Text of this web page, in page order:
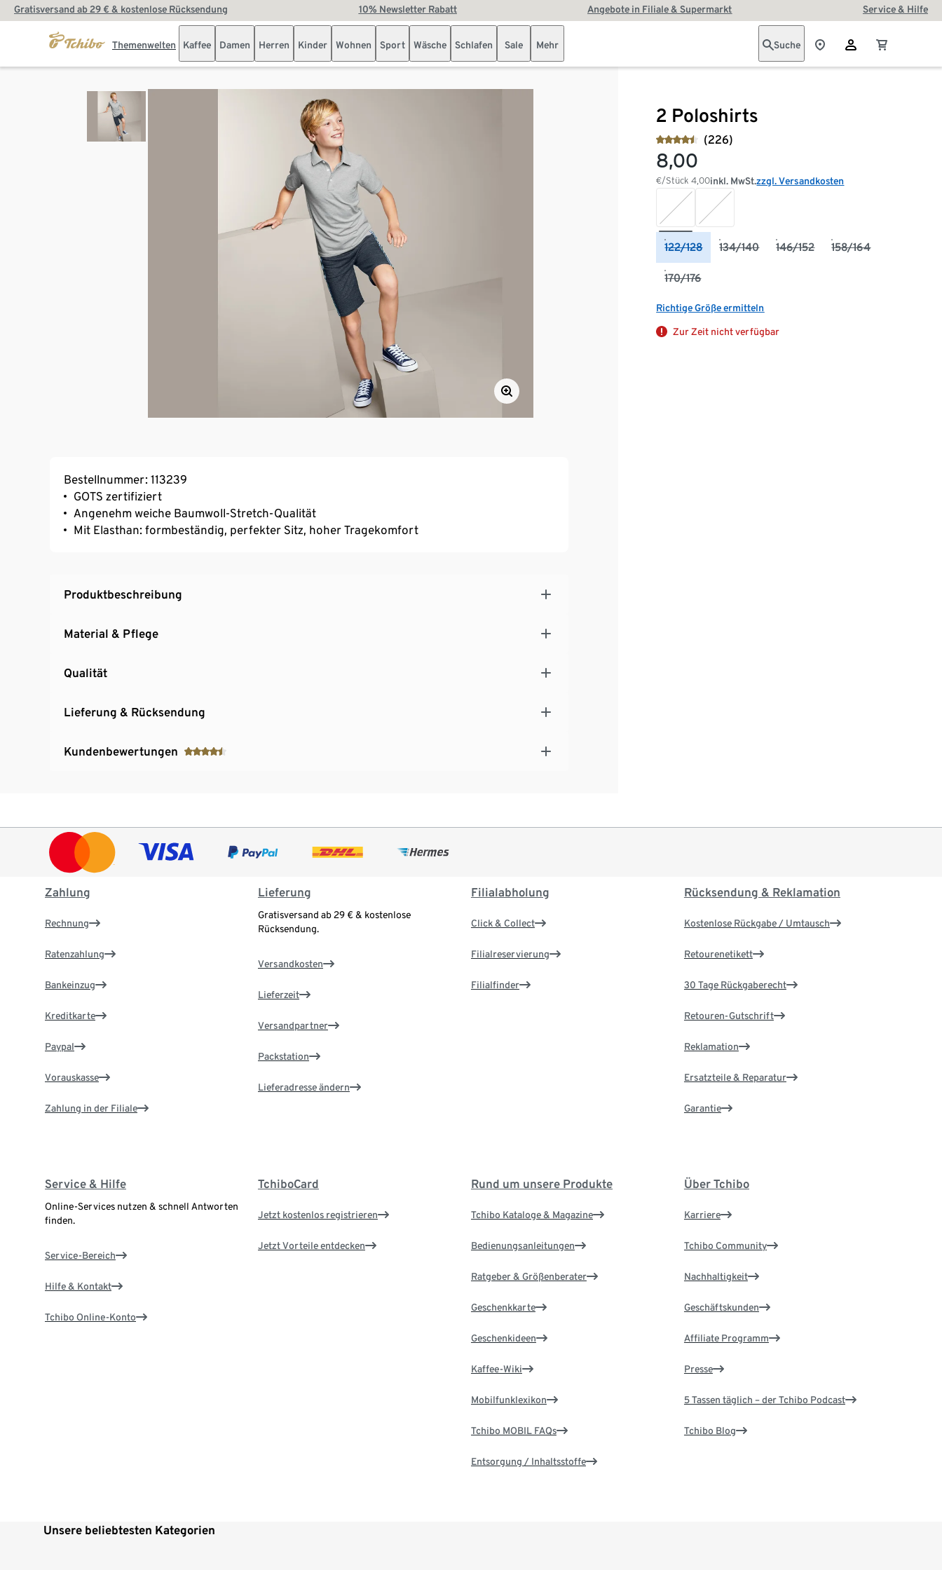
Gratisversand ab 29 € & kostenlose Rücksendung 10% Newsletter Rabatt Angebote in Filiale & Supermarkt Service & Hilfe
Themenwelten Kaffee Damen Herren Kinder Wohnen Sport Wäsche Schlafen Sale Mehr Suche
2 Poloshirts
(226)
8,00
€/Stück4,00inkl. MwSt.zzgl. Versandkosten
122/128 134/140 146/152 158/164
170/176
Richtige Größe ermitteln
Zur Zeit nicht verfügbar
Bestellnummer: 113239
GOTS zertifiziert
Angenehm weiche Baumwoll-Stretch-Qualität
Mit Elasthan: formbeständig, perfekter Sitz, hoher Tragekomfort
Produktbeschreibung
Material & Pflege
Qualität
Lieferung & Rücksendung
Kundenbewertungen
Zahlung
Rechnung
Ratenzahlung
Bankeinzug
Kreditkarte
Paypal
Vorauskasse
Zahlung in der Filiale
Lieferung
Gratisversand ab 29 € & kostenlose
Rücksendung.
Versandkosten
Lieferzeit
Versandpartner
Packstation
Lieferadresse ändern
Filialabholung
Click & Collect
Filialreservierung
Filialfinder
Rücksendung & Reklamation
Kostenlose Rückgabe / Umtausch
Retourenetikett
30 Tage Rückgaberecht
Retouren-Gutschrift
Reklamation
Ersatzteile & Reparatur
Garantie
Service & Hilfe
Online-Services nutzen & schnell Antworten
finden.
Service-Bereich
Hilfe & Kontakt
Tchibo Online-Konto
TchiboCard
Jetzt kostenlos registrieren
Jetzt Vorteile entdecken
Rund um unsere Produkte
Tchibo Kataloge & Magazine
Bedienungsanleitungen
Ratgeber & Größenberater
Geschenkkarte
Geschenkideen
Kaffee-Wiki
Mobilfunklexikon
Tchibo MOBIL FAQs
Entsorgung / Inhaltsstoffe
Über Tchibo
Karriere
Tchibo Community
Nachhaltigkeit
Geschäftskunden
Affiliate Programm
Presse
5 Tassen täglich – der Tchibo Podcast
Tchibo Blog
Unsere beliebtesten Kategorien